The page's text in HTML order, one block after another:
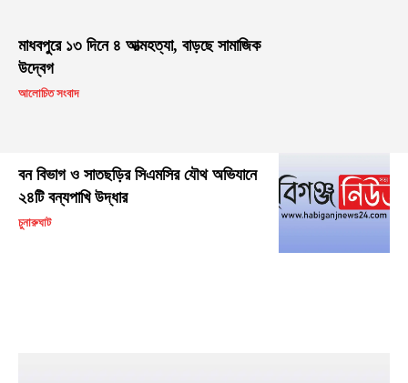
মাধবপুরে ১৩ দিনে ৪ আত্মহত্যা, বাড়ছে সামাজিক
উদ্বেগ
আলোচিত সংবাদ
বন বিভাগ ও সাতছড়ির সিএমসির যৌথ অভিযানে
২৪টি বন্যপাখি উদ্ধার
চুনারুঘাট